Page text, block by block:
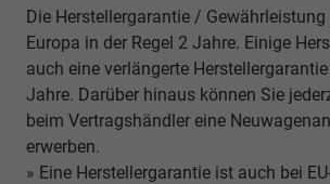
Die Herstellergarantie /
Europa in der Regel 2 Jahre. Einige
auch eine verlängerte
Jahre. Darüber hinaus können Sie
beim Vertragshändler eine
erwerben.
» Eine Herstellergarantie ist auch bei